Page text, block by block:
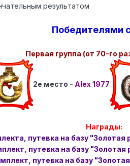
результатом
Победителями
Первая группа (от 70-го
2е место - Alex 1977
Награды:
путевка на базу
путевка на базу
путевка на базу